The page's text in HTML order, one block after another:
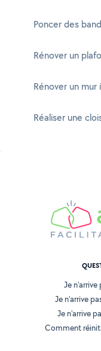
Poncer des
Rénover un
Rénover un mur
Réaliser une
Je
Je n'arrive
Je n'arrive
Comment